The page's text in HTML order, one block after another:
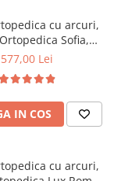
cu arcuri,
Sofia,
fermitate
iarna, sistem
cu butoni, Saltex
577,00 Lei
IN COS
cu arcuri,